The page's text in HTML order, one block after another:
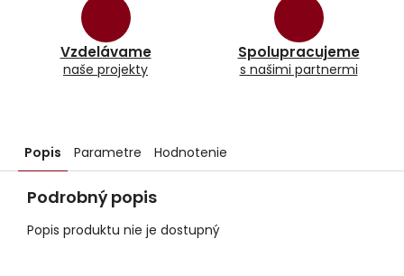
Vzdelávame
naše projekty
Spolupracujeme
s našimi partnermi
Popis Parametre Hodnotenie
Podrobný popis
Popis produktu nie je dostupný